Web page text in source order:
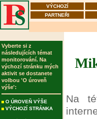
VÝCHOZÍ
PARTNEŘI
Vyberte si z
následujících témat
monitorování. Na
výchozí stránku mých
aktivit se dostanete
volbou 'O úroveň
výše':
O ÚROVEŇ VÝŠE
VÝCHOZÍ STRÁNKA
Na